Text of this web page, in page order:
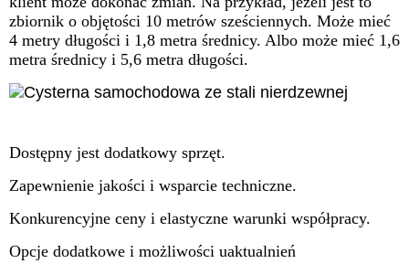
zbiornik o objętości 10 metrów sześciennych. Może mieć
4 metry długości i 1,8 metra średnicy. Albo może mieć 1,6
metra średnicy i 5,6 metra długości.
Dostępny jest dodatkowy sprzęt.
Zapewnienie jakości i wsparcie techniczne.
Konkurencyjne ceny i elastyczne warunki współpracy.
Opcje dodatkowe i możliwości uaktualnień